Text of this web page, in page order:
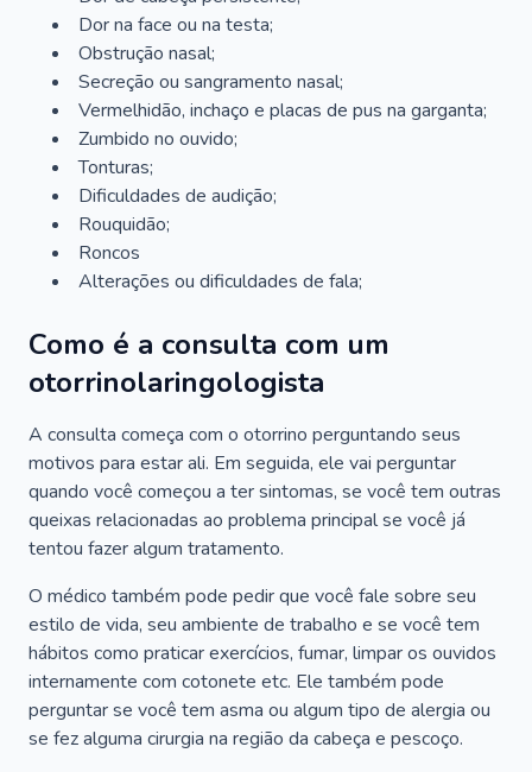
Dor na face ou na testa;
Obstrução nasal;
Secreção ou sangramento nasal;
Vermelhidão, inchaço e placas de pus na garganta;
Zumbido no ouvido;
Tonturas;
Dificuldades de audição;
Rouquidão;
Roncos
Alterações ou dificuldades de fala;
Como é a consulta com um
otorrinolaringologista
A consulta começa com o otorrino perguntando seus
motivos para estar ali. Em seguida, ele vai perguntar
quando você começou a ter sintomas, se você tem outras
queixas relacionadas ao problema principal se você já
tentou fazer algum tratamento.
O médico também pode pedir que você fale sobre seu
estilo de vida, seu ambiente de trabalho e se você tem
hábitos como praticar exercícios, fumar, limpar os ouvidos
internamente com cotonete etc. Ele também pode
perguntar se você tem asma ou algum tipo de alergia ou
se fez alguma cirurgia na região da cabeça e pescoço.